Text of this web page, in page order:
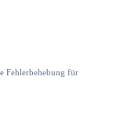
Fehlerbehebung für